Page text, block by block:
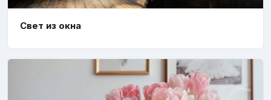
Свет из окна